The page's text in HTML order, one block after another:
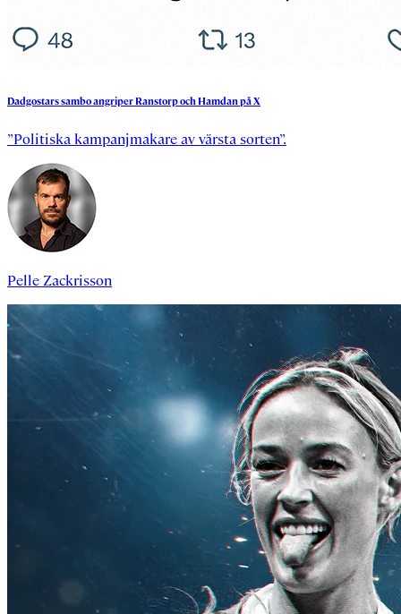
DadgostarssamboangriperRanstorpochHamdanpåX
”Politiska kampanjmakare av värsta sorten”.
Pelle Zackrisson